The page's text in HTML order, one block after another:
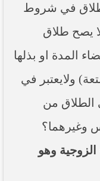
في شروط
يصح طلاق
المدة او بذلها
ولايعتبر في
الطلاق من
وغيرهما؟
الزوجية وهو